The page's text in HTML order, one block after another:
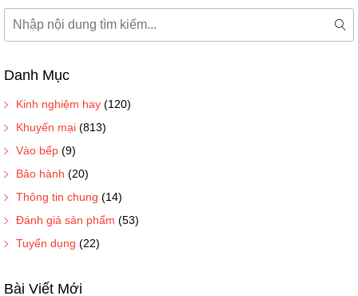
kiếm
Danh Mục
Kinh nghiệm hay (120)
Khuyến mại (813)
Vào bếp (9)
Bảo hành (20)
Thông tin chung (14)
Đánh giá sản phẩm (53)
Tuyển dụng (22)
Bài Viết Mới